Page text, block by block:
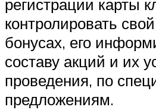
регистрации карты
контролировать
бонусах, его
составу акций и их
проведения, по
предложениям.